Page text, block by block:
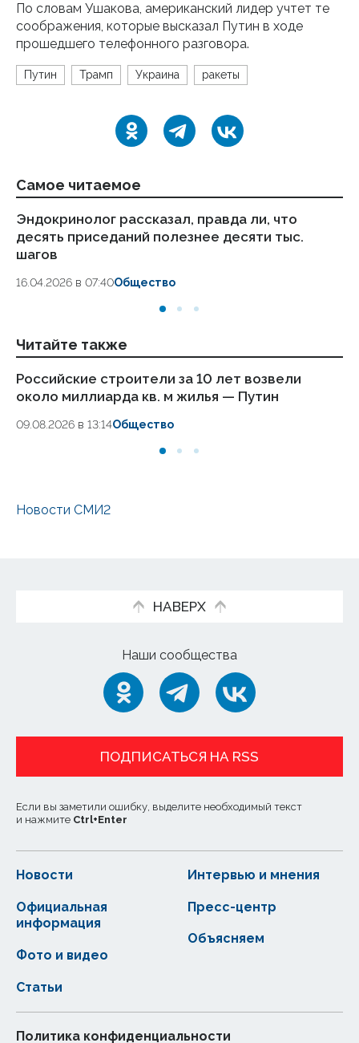
По словам Ушакова, американский лидер учтет те
соображения, которые высказал Путин в ходе
прошедшего телефонного разговора.
Путин Трамп Украина ракеты
Самое читаемое
Эндокринолог рассказал, правда ли, что
десять приседаний полезнее десяти тыс.
шагов
16.04.2026 в 07:40Общество
Читайте также
Российские строители за 10 лет возвели
около миллиарда кв. м жилья — Путин
09.08.2026 в 13:14Общество
Новости СМИ2
НАВЕРХ
Наши сообщества
ПОДПИСАТЬСЯ НА RSS
Если вы заметили ошибку, выделите необходимый текст
и нажмите Ctrl+Enter
Новости
Статьи
Официальная
информация
Интервью и мнения
Фото и видео
Пресс-центр
Объясняем
Политика конфиденциальности